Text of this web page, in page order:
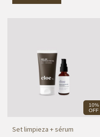
10%
OFF
Set limpieza + sérum